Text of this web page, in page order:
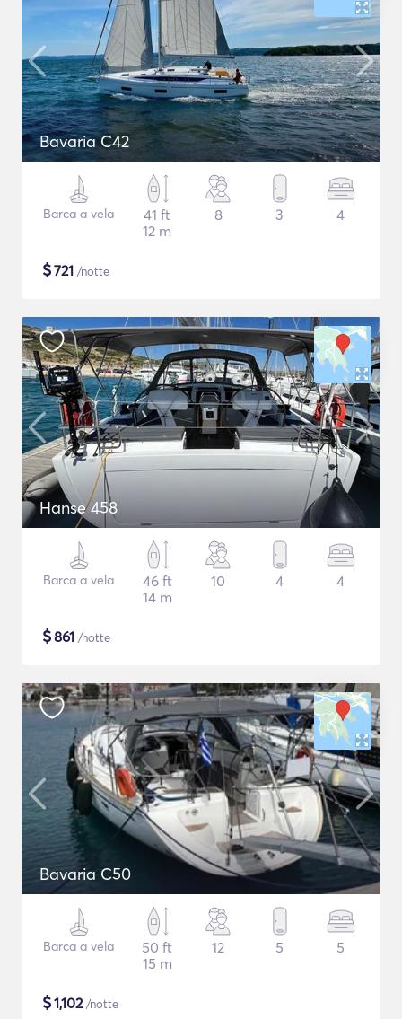
Bavaria C42
Barca a vela
41 ft
12 m
8 3 4
$721 /notte
Hanse 458
Barca a vela
46 ft
14 m
10 4 4
$861 /notte
Bavaria C50
Barca a vela
50 ft
15 m
12 5 5
$1,102/notte